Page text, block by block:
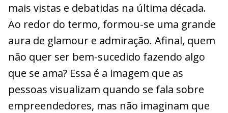
mais vistas e debatidas na última década.
Ao redor do termo, formou-se uma grande
aura de glamour e admiração. Afinal, quem
não quer ser bem-sucedido fazendo algo
que se ama? Essa é a imagem que as
pessoas visualizam quando se fala sobre
empreendedores, mas não imaginam que